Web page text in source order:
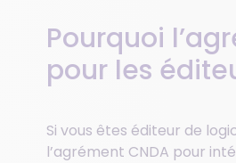
Pourquoi
pour les
Si vous êtes éditeur de
l’agrément CNDA pour